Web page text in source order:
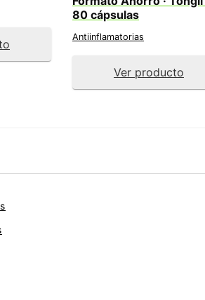
80 cápsulas
Antiinflamatorias
Ver producto